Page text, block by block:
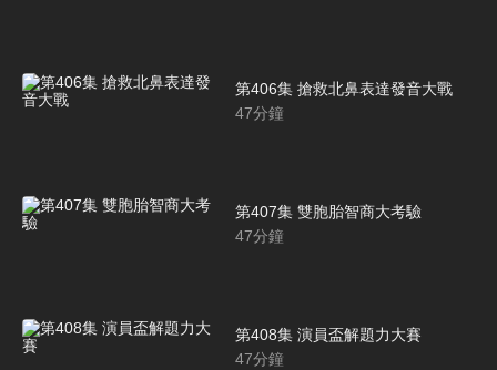
第406集 搶救北鼻表達發音大戰
47分鐘
第407集 雙胞胎智商大考驗
47分鐘
第408集 演員盃解題力大賽
47分鐘